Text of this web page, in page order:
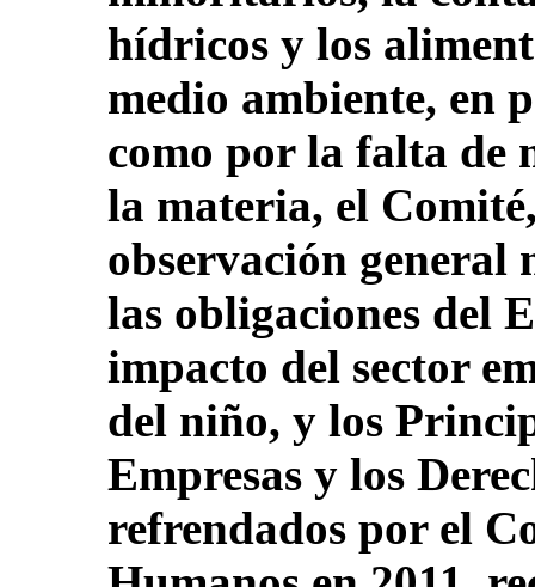
hídricos y los
medio ambiente, en
como por la falta de
la materia, el
observación general
las obligaciones del
impacto del sector
del niño, y los
Empresas y los
refrendados por el